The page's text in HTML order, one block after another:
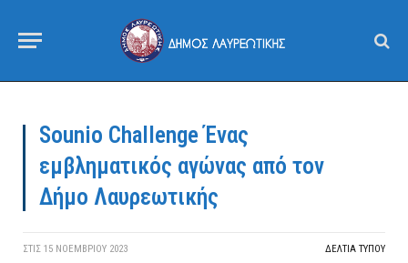
Sounio Challenge Ένας
εμβληματικός αγώνας από τoν
Δήμο Λαυρεωτικής
ΣΤΙΣ 15 ΝΟΕΜΒΡΊΟΥ 2023 ΔΕΛΤΙΑ ΤΥΠΟΥ